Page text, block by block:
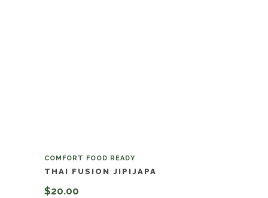
COMFORT FOOD READY
THAI FUSION JIPIJAPA
$20.00